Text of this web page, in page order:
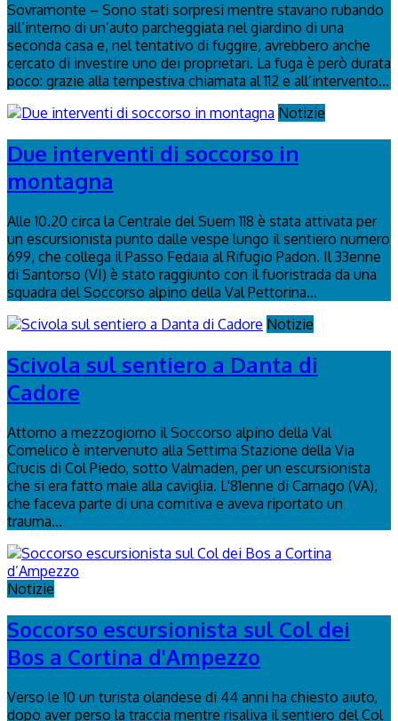
Sovramonte – Sono stati sorpresi mentre stavano rubando
all’interno di un’auto parcheggiata nel giardino di una
seconda casa e, nel tentativo di fuggire, avrebbero anche
cercato di investire uno dei proprietari. La fuga è però durata
poco: grazie alla tempestiva chiamata al 112 e all’intervento...
Notizie
Due interventi di soccorso in
montagna
Alle 10.20 circa la Centrale del Suem 118 è stata attivata per
un escursionista punto dalle vespe lungo il sentiero numero
699, che collega il Passo Fedaia al Rifugio Padon. Il 33enne
di Santorso (VI) è stato raggiunto con il fuoristrada da una
squadra del Soccorso alpino della Val Pettorina...
Notizie
Scivola sul sentiero a Danta di
Cadore
Attorno a mezzogiorno il Soccorso alpino della Val
Comelico è intervenuto alla Settima Stazione della Via
Crucis di Col Piedo, sotto Valmaden, per un escursionista
che si era fatto male alla caviglia. L'81enne di Carnago (VA),
che faceva parte di una comitiva e aveva riportato un
trauma...
Notizie
Soccorso escursionista sul Col dei
Bos a Cortina d'Ampezzo
Verso le 10 un turista olandese di 44 anni ha chiesto aiuto,
dopo aver perso la traccia mentre risaliva il sentiero del Col